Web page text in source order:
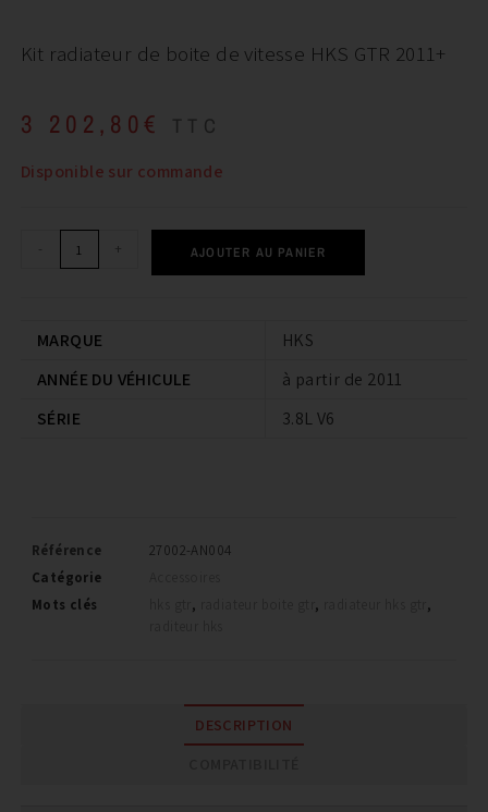
Kit radiateur de boite de vitesse HKS GTR 2011+
3 202,80 € TTC
Disponible sur commande
- + AJOUTER AU PANIER
MARQUE
HKS
ANNÉE DU VÉHICULE
à partir de 2011
SÉRIE
3.8L V6
Référence
27002-AN004
Catégorie
Mots clés
, ,
,
DESCRIPTION